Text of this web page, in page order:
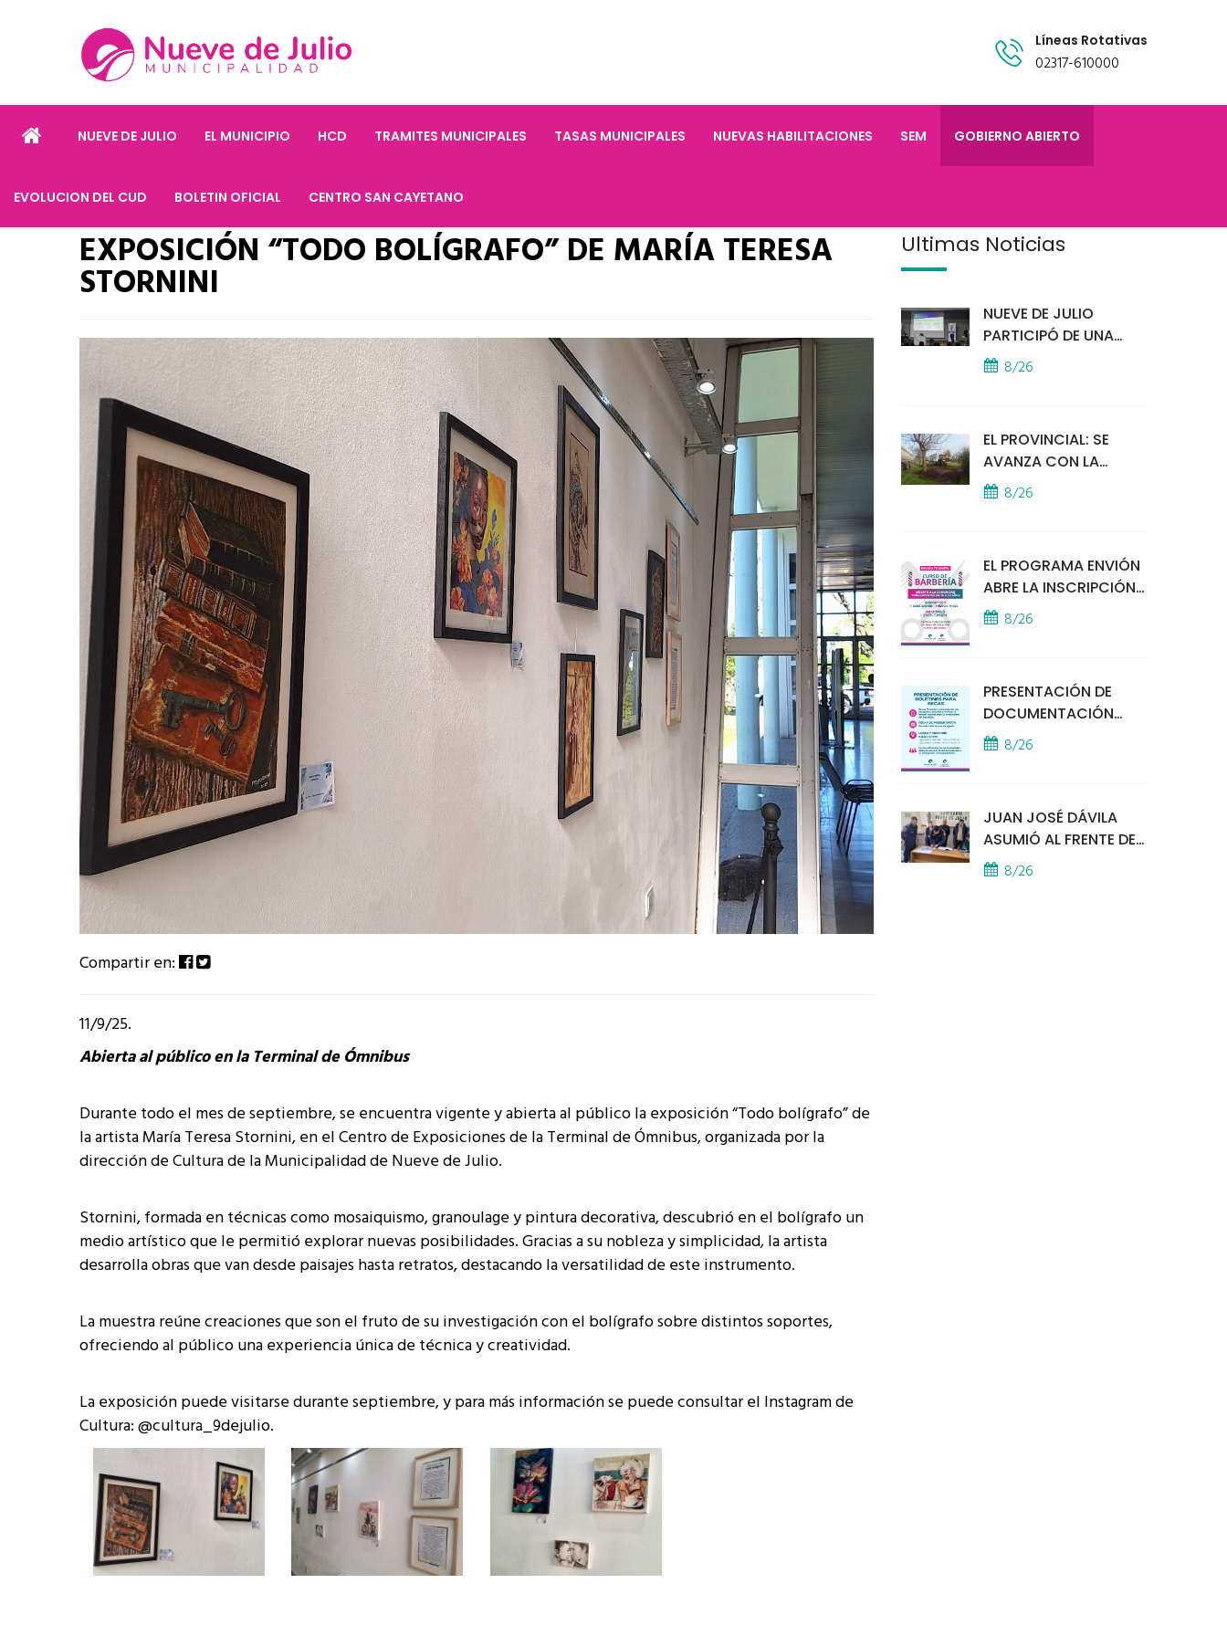
Líneas Rotativas
02317-610000
NUEVE DE JULIO EL MUNICIPIO HCD TRAMITES MUNICIPALES TASAS MUNICIPALES NUEVAS HABILITACIONES SEM GOBIERNO ABIERTO
EVOLUCION DEL CUD BOLETIN OFICIAL CENTRO SAN CAYETANO
EXPOSICIÓN “TODO BOLÍGRAFO” DE MARÍA TERESA
STORNINI
Compartir en:
11/9/25.
Abierta al público en la Terminal de Ómnibus
Durante todo el mes de septiembre, se encuentra vigente y abierta al público la exposición “Todo bolígrafo” de
la artista María Teresa Stornini, en el Centro de Exposiciones de la Terminal de Ómnibus, organizada por la
dirección de Cultura de la Municipalidad de Nueve de Julio.
Stornini, formada en técnicas como mosaiquismo, granoulage y pintura decorativa, descubrió en el bolígrafo un
medio artístico que le permitió explorar nuevas posibilidades. Gracias a su nobleza y simplicidad, la artista
desarrolla obras que van desde paisajes hasta retratos, destacando la versatilidad de este instrumento.
La muestra reúne creaciones que son el fruto de su investigación con el bolígrafo sobre distintos soportes,
ofreciendo al público una experiencia única de técnica y creatividad.
La exposición puede visitarse durante septiembre, y para más información se puede consultar el Instagram de
Cultura: @cultura_9dejulio.
Últimas Noticias
NUEVE DE JULIO
PARTICIPÓ DE UNA
IMPORTANTE
CAPACITACIÓN
8/26
EL PROVINCIAL: SE
AVANZA CON LA
INSTALACIÓN DEL
MÓDULO POLICIAL
8/26
EL PROGRAMA ENVIÓN
ABRE LA INSCRIPCIÓN
A UN CURSO DE
BARBERÍA
8/26
PRESENTACIÓN DE
DOCUMENTACIÓN
PARA BECAS
EDUCATIVAS
8/26
JUAN JOSÉ DÁVILA
ASUMIÓ AL FRENTE DE
LA POLICÍA COMUNAL
8/26